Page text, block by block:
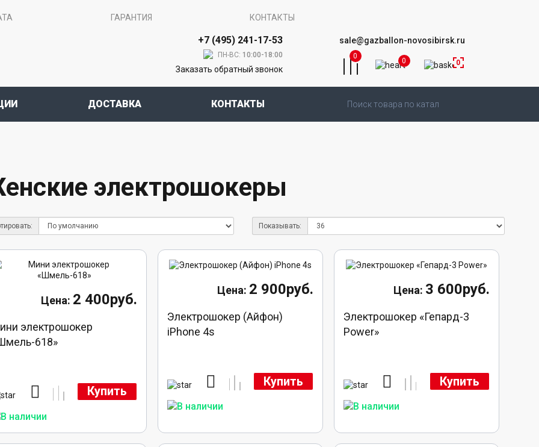
ГАРАНТИЯ КОНТАКТЫ
+7 (495) 241-17-53
ПН-ВС:10:00-18:00
Заказать обратный звонок
sale@gazballon-novosibirsk.ru
0
0 0
ДОСТАВКА КОНТАКТЫ
электрошокеры
Показывать:
2 400руб.
электрошокер
618»
Купить
2 900руб.
Электрошокер (Айфон)
iPhone 4s
Купить
3 600руб.
Электрошокер «Гепард-3
Power»
Купить